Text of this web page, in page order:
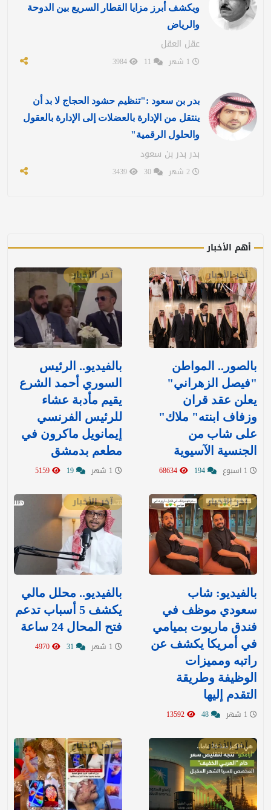
ويكشف أبرز مزايا القطار السريع بين الدوحة
والرياض
عقل العقل
بدر بن سعود :"تنظيم حشود الحجاج لا بد أن
ينتقل من الإدارة بالعضلات إلى الإدارة بالعقول
والحلول الرقمية"
بدر بدر بن سعود
أهم الأخبار
آخر الأخبار
بالصور.. المواطن
"فيصل الزهراني"
يعلن عقد قران
وزفاف ابنته" ملاك"
على شاب من
الجنسية الآسيوية
آخر الأخبار
بالفيديو.. الرئيس
السوري أحمد الشرع
يقيم مأدبة عشاء
للرئيس الفرنسي
إيمانويل ماكرون في
مطعم بدمشق
آخر الأخبار
بالفيديو: شاب
سعودي موظف في
فندق ماريوت بميامي
في أمريكا يكشف عن
راتبه ومميزات
الوظيفة وطريقة
التقدم إليها
آخر الأخبار
بالفيديو.. محلل مالي
يكشف 5 أسباب تدعم
فتح المحال 24 ساعة
آخر الأخبار آخر الأخبار